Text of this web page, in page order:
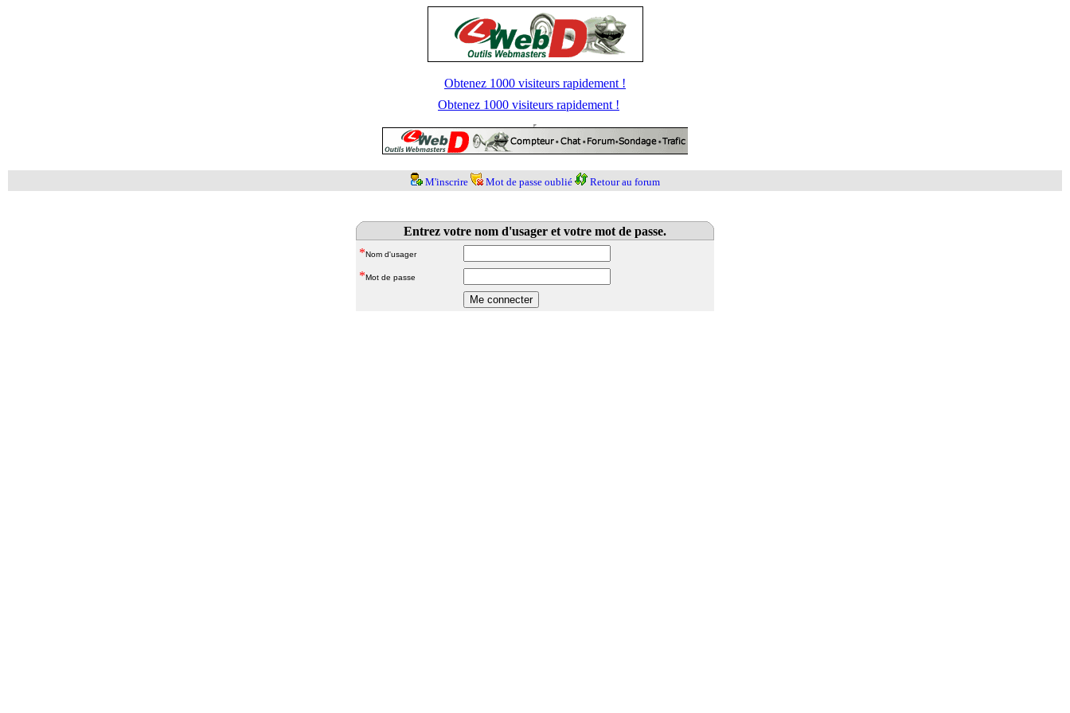
Obtenez 1000 visiteurs rapidement !
Obtenez 1000 visiteurs rapidement !
M'inscrire Mot de passe oublié Retour au forum
Entrez votre nom d'usager et votre mot de passe.
*Nom d'usager
*Mot de passe